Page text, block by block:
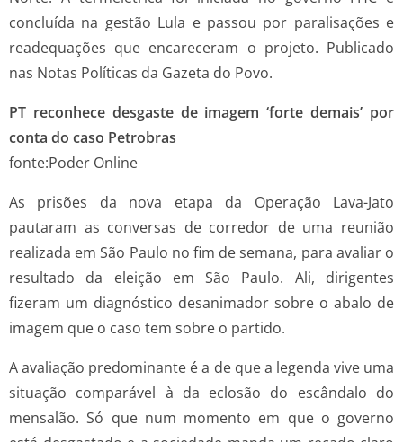
concluída na gestão Lula e passou por paralisações e
readequações que encareceram o projeto. Publicado
nas Notas Políticas da Gazeta do Povo.
PT reconhece desgaste de imagem ‘forte demais’ por
conta do caso Petrobras
fonte:Poder Online
As prisões da nova etapa da Operação Lava-Jato
pautaram as conversas de corredor de uma reunião
realizada em São Paulo no fim de semana, para avaliar o
resultado da eleição em São Paulo. Ali, dirigentes
fizeram um diagnóstico desanimador sobre o abalo de
imagem que o caso tem sobre o partido.
A avaliação predominante é a de que a legenda vive uma
situação comparável à da eclosão do escândalo do
mensalão. Só que num momento em que o governo